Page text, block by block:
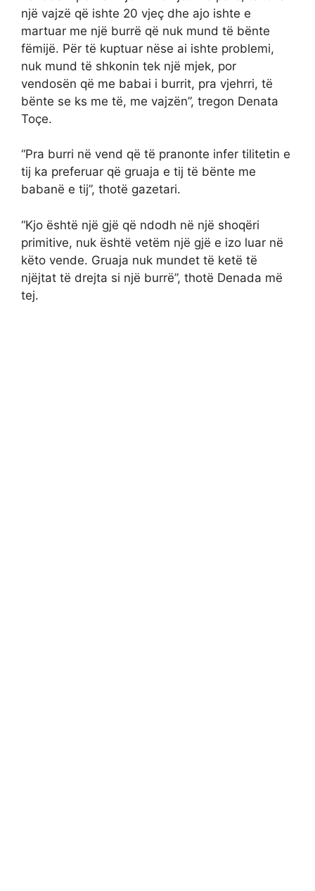
një vajzë që ishte 20 vjeç dhe ajo ishte e
martuar me një burrë që nuk mund të bënte
fëmijë. Për të kuptuar nëse ai ishte problemi,
nuk mund të shkonin tek një mjek, por
vendosën që me babai i burrit, pra vjehrri, të
bënte se ks me të, me vajzën”, tregon Denata
Toçe.
“Pra burri në vend që të pranonte infer tilitetin e
tij ka preferuar që gruaja e tij të bënte me
babanë e tij”, thotë gazetari.
“Kjo është një gjë që ndodh në një shoqëri
primitive, nuk është vetëm një gjë e izo luar në
këto vende. Gruaja nuk mundet të ketë të
njëjtat të drejta si një burrë”, thotë Denada më
tej.